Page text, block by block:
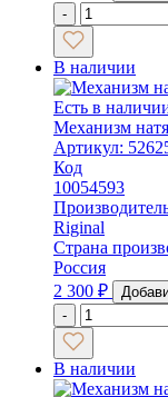
-
В наличии
Есть в
Механизм
Артикул:
Код
10054593
Riginal
Страна
Россия
2 300 ₽
-
В наличии